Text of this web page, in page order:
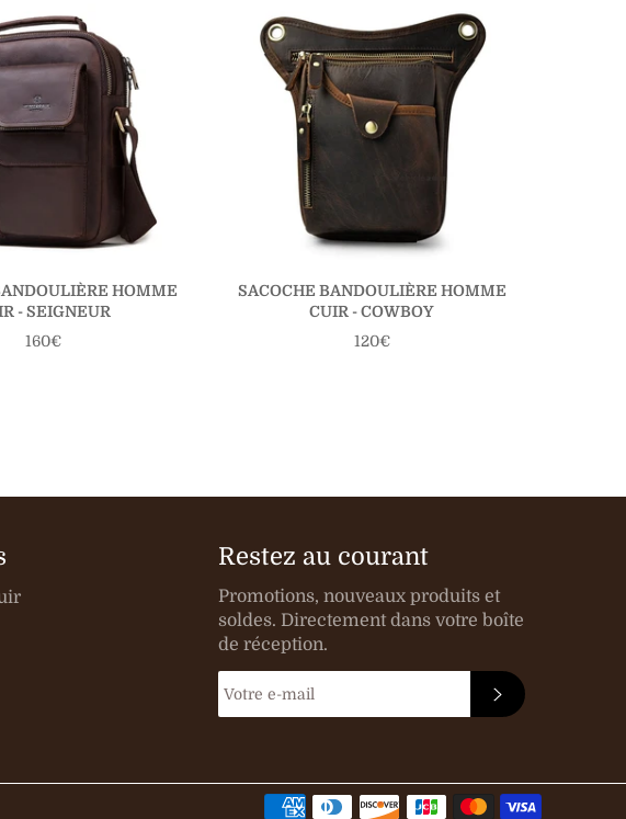
HOMME
- SEIGNEUR
Prix
160€
SACOCHE BANDOULIÈRE HOMME
CUIR - COWBOY
Prix
120€
Restez au courant
Promotions, nouveaux produits et
soldes. Directement dans votre boîte
de réception.
S'INSCRIRE